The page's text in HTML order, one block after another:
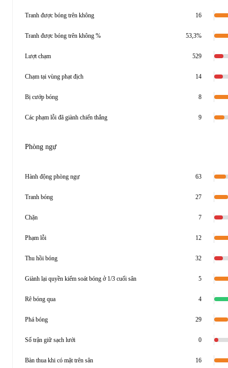
Tranh được bóng trên không 16
Tranh được bóng trên không % 53,3%
Lượt chạm 529
Chạm tại vùng phạt địch 14
Bị cướp bóng 8
Các phạm lỗi đã giành chiến thắng 9
Phòng ngự
Hành động phòng ngự 63
Tranh bóng 27
Chặn 7
Phạm lỗi 12
Thu hồi bóng 32
Giành lại quyền kiểm soát bóng ở 1/3 cuối sân 5
Rê bóng qua 4
Phá bóng 29
Số trận giữ sạch lưới 0
Bàn thua khi có mặt trên sân 16